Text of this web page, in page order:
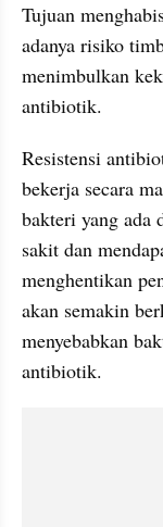
Tujuan
adanya risiko
menimbulkan
antibiotik.
Resistensi
bekerja secara
bakteri yang ada
sakit dan
menghentikan
akan semakin
menyebabkan
antibiotik.